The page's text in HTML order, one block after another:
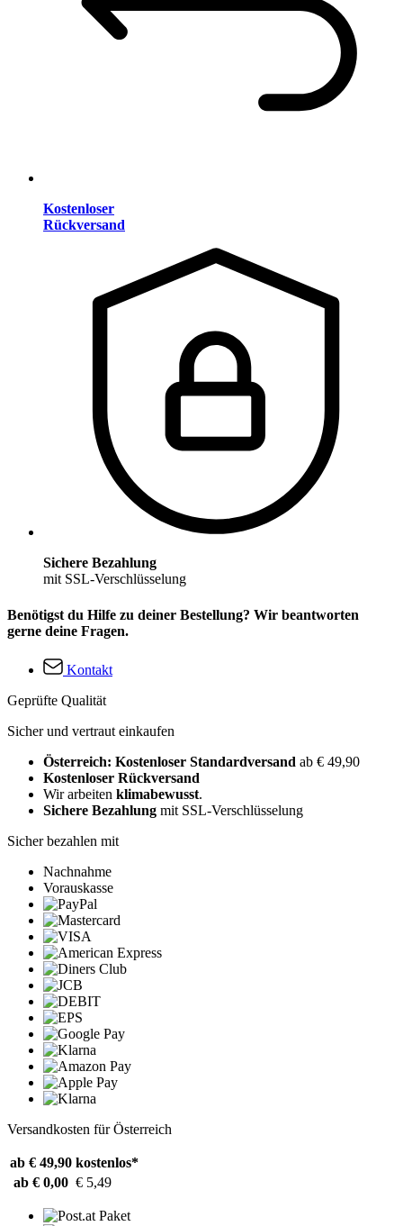
Kostenloser
Rückversand
Sichere Bezahlung
mit SSL-Verschlüsselung
Benötigst du Hilfe zu deiner Bestellung? Wir beantworten
gerne deine Fragen.
Kontakt
Geprüfte Qualität
Sicher und vertraut einkaufen
Österreich: Kostenloser Standardversand ab € 49,90
Kostenloser Rückversand
Wir arbeiten klimabewusst.
Sichere Bezahlung mit SSL-Verschlüsselung
Sicher bezahlen mit
Nachnahme
Vorauskasse
Versandkosten für Österreich
ab € 49,90 kostenlos*
ab € 0,00 € 5,49